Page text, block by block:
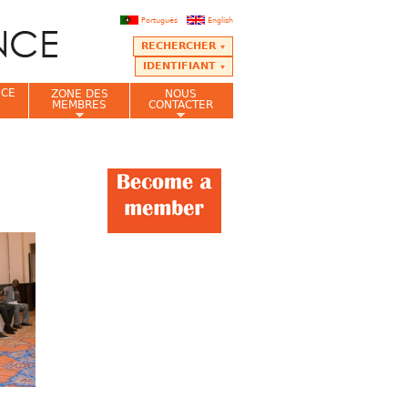
English
Português
RECHERCHER
IDENTIFIANT
ZONE DES
MEMBRES
NOUS
CONTACTER